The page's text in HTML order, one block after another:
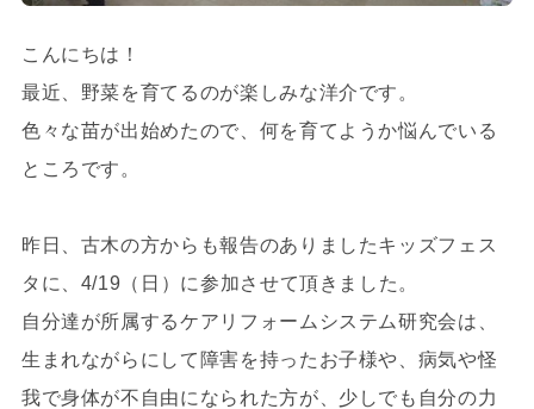
こんにちは！
最近、野菜を育てるのが楽しみな洋介です。
色々な苗が出始めたので、何を育てようか悩んでいる
ところです。
昨日、古木の方からも報告のありましたキッズフェス
タに、4/19（日）に参加させて頂きました。
自分達が所属するケアリフォームシステム研究会は、
生まれながらにして障害を持ったお子様や、病気や怪
我で身体が不自由になられた方が、少しでも自分の力